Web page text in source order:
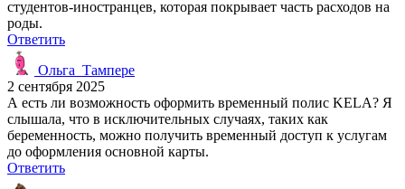
студентов-иностранцев, которая покрывает часть расходов на
роды.
Ответить
Ольга_Тампере
2 сентября 2025
А есть ли возможность оформить временный полис KELA? Я
слышала, что в исключительных случаях, таких как
беременность, можно получить временный доступ к услугам
до оформления основной карты.
Ответить